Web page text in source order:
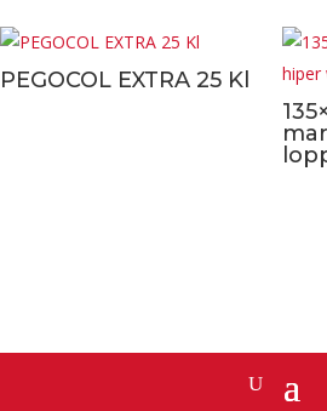
PEGOCOL EXTRA 25 Kl